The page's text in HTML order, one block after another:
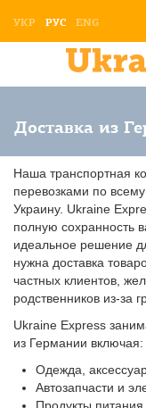
УКР РУС ENG
Доставка из
Наша транспортная
перевозками по
Украину. Ukraine
полную сохранность
идеальное решение
нужна доставка
частных клиентов,
родственников из-за
Ukraine Express
из Германии включая:
Одежда,
Автозапчасти и